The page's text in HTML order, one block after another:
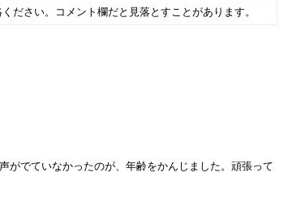
ださい。コメント欄だと見落とすことがあります。
がでていなかったのが、年齢をかんじました。頑張って